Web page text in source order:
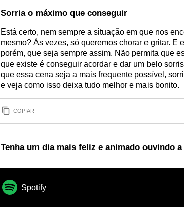
Sorria o máximo que conseguir
Está certo, nem sempre a situação em que nos
mesmo? Às vezes, só queremos chorar e gritar. E
porém, que seja sempre assim. Não permita que
que existe é conseguir acordar e dar um belo
que essa cena seja a mais frequente possível,
e veja como isso deixa tudo melhor e mais bonito.
COPIAR
Tenha um dia mais feliz e animado ouvindo
Spotify